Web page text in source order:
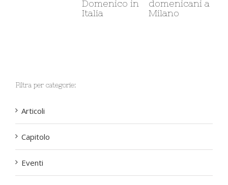
Domenico in
domenicani a corso di
sociale
Filtra per categorie:
Articoli
Capitolo
Eventi